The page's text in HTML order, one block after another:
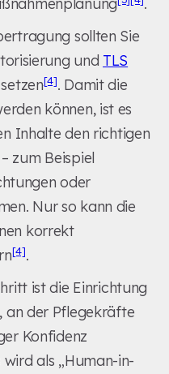
sollten Sie
und TLS
[4]. Damit die
können, ist es
Inhalte den richtigen
zum Beispiel
oder
Nur so kann die
korrekt
[4].
ist die Einrichtung
an der Pflegekräfte
Konfidenz
als „Human-in-